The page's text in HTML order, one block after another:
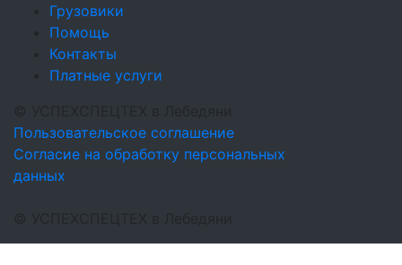
Грузовики
Помощь
Контакты
Платные услуги
Пользовательское соглашение
Согласие на обработку персональных
данных